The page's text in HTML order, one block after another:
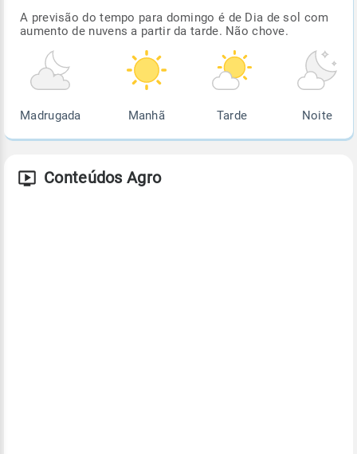
A previsão do tempo para domingo é de Dia de sol com
aumento de nuvens a partir da tarde. Não chove.
Madrugada Manhã Tarde Noite
Conteúdos Agro